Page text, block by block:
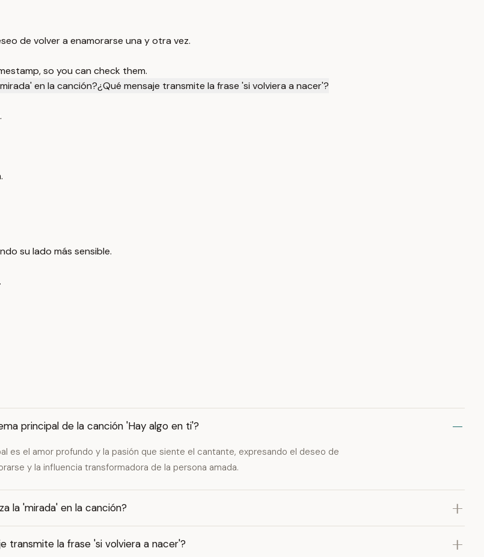
de volver a enamorarse una y otra vez.
so you can check them.
en la canción?¿Qué mensaje transmite la frase 'si volviera a nacer'?
su lado más sensible.
principal de la canción 'Hay algo en ti'?
es el amor profundo y la pasión que siente el cantante, expresando el deseo de
y la influencia transformadora de la persona amada.
la 'mirada' en la canción?
transmite la frase 'si volviera a nacer'?